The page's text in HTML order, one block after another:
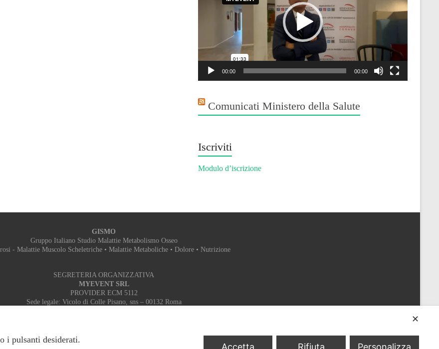
00:00 00:00
Comunicati Ministero della Salute
Iscriviti
Modulo d’iscrizione
GISMO
Gruppo Italiano Studio Malattie Metabolismo Osseo
- Malattie Muscolo Scheletriche • Malattie Metaboliche • Dolore • Nutrizione
SEGRETERIA ORGANIZZATIVA
MYEVENT SRL
PROVIDER ECM 5112
Sede legale: Vicolo di Colle Pisano, sns – 00132 Roma
✕
i pulsanti desiderati.
Accetta Rifiuta Personalizza